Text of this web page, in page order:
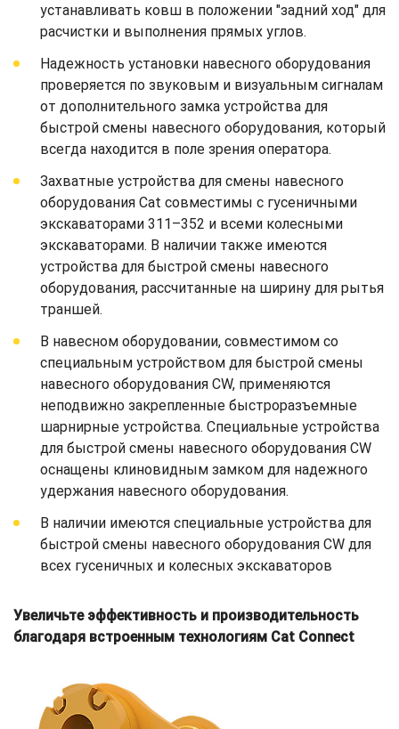
устанавливать ковш в положении "задний ход" для
расчистки и выполнения прямых углов.
Надежность установки навесного оборудования
проверяется по звуковым и визуальным сигналам
от дополнительного замка устройства для
быстрой смены навесного оборудования, который
всегда находится в поле зрения оператора.
Захватные устройства для смены навесного
оборудования Cat совместимы с гусеничными
экскаваторами 311–352 и всеми колесными
экскаваторами. В наличии также имеются
устройства для быстрой смены навесного
оборудования, рассчитанные на ширину для рытья
траншей.
В навесном оборудовании, совместимом со
специальным устройством для быстрой смены
навесного оборудования CW, применяются
неподвижно закрепленные быстроразъемные
шарнирные устройства. Специальные устройства
для быстрой смены навесного оборудования CW
оснащены клиновидным замком для надежного
удержания навесного оборудования.
В наличии имеются специальные устройства для
быстрой смены навесного оборудования CW для
всех гусеничных и колесных экскаваторов
Увеличьте эффективность и производительность
благодаря встроенным технологиям Cat Connect